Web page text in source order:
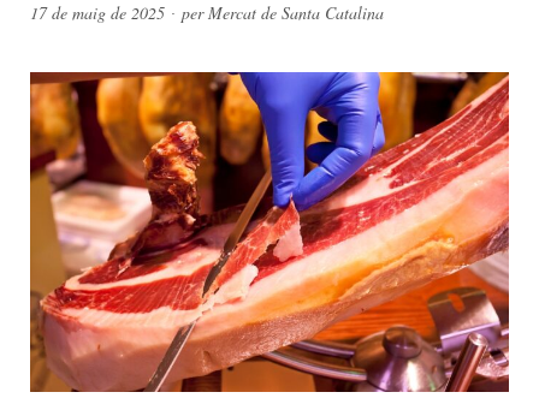
17 de maig de 2025 perMercat de Santa Catalina